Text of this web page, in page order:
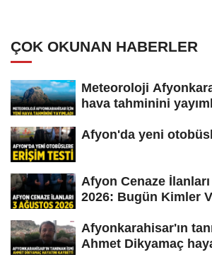
ÇOK OKUNAN HABERLER
Meteoroloji
hava tahminini
Afyon'da yeni
Afyon Cenaze
2026: Bugün Kimler
Afyonkarahisar'ın
Ahmet Dikyamaç